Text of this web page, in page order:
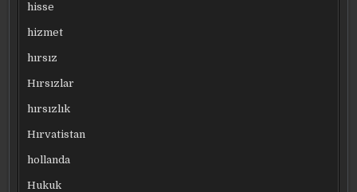
hisse
hizmet
hırsız
Hırsızlar
hırsızlık
Hırvatistan
hollanda
Hukuk